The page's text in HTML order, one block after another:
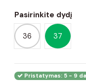
Pasirinkite dydį
36 37
Pristatymas: 5 - 9